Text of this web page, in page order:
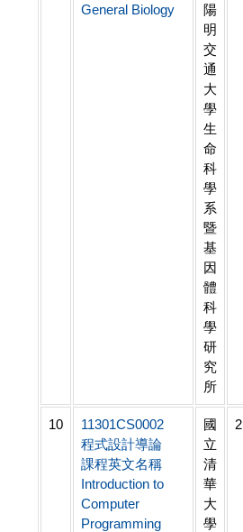
General Biology
陽
明
交
通
大
學
生
命
科
學
系
暨
基
因
體
科
學
研
究
所
10
11301CS0002
程式設計導論
課程英文名稱
Introduction to
Computer
Programming
國
立
清
華
大
學
2